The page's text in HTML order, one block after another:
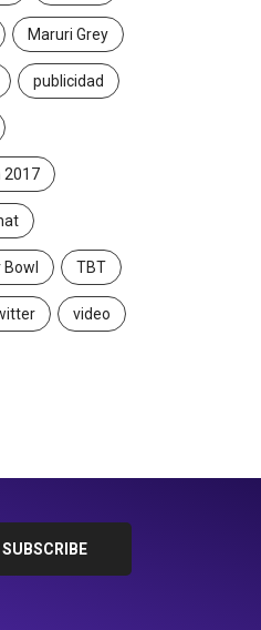
Maruri Grey
publicidad
2017
TBT
video